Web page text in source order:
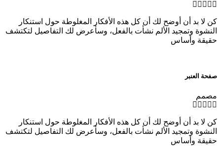
كن لا بد أن أوضح لك أن كل هذه الأفكار المغلوطة حول استنكار
النشوة وتمجيد الألم نشأت بالفعل، وسأعرض لك التفاصيل لتكتشف
حقيقة وأساس
صفحة العنبر
مصمم
كن لا بد أن أوضح لك أن كل هذه الأفكار المغلوطة حول استنكار
النشوة وتمجيد الألم نشأت بالفعل، وسأعرض لك التفاصيل لتكتشف
حقيقة وأساس